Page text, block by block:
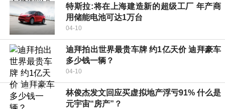
特斯拉:将在上海建造新的超级工厂 年产商
用储能电池可达1万台
04-10
迪拜拍出世界最贵车牌 约1亿天价 迪拜豪车
多少钱一辆？
04-10
林俊杰发文回应买虚拟地产浮亏91% 什么是
元宇宙“房产”？